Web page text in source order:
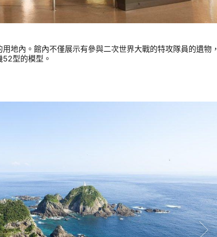
地內。館內不僅展示有參與二次世界大戰的特攻隊員的遺物，
型的模型。